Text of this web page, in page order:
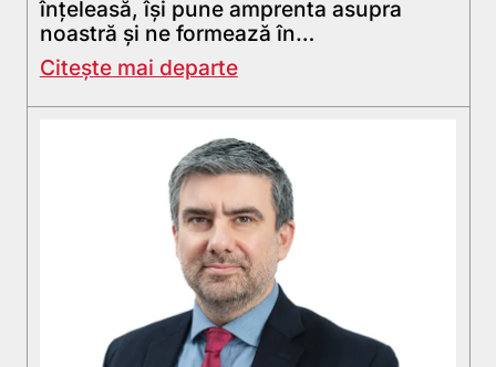
înţeleasă, îşi pune amprenta asupra
noastră şi ne formează în…
Citește mai departe